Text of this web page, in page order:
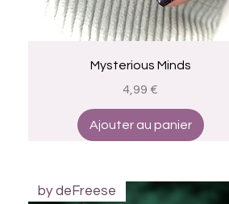
Aperçu rapide
Mysterious Minds
Prix
4,99 €
Ajouter au panier
by deFreese